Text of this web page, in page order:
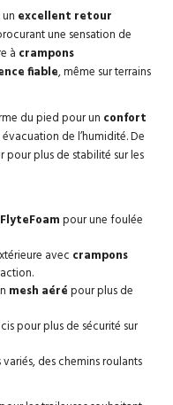
excellent retour
une sensation de
à crampons
fiable, même sur terrains
du pied pour un confort
de l’humidité. De
plus de stabilité sur les
FlyteFoampour une foulée
avec crampons
mesh aérépour plus de
pour plus de sécurité sur
des chemins roulants